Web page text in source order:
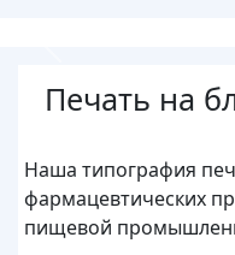
Печать на
Наша типография
фармацевтических
пищевой